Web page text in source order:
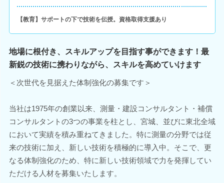
【教育】サポートの下で技術を伝授。資格取得支援あり
地場に根付き、スキルアップを目指す事ができます！最
新鋭の技術に携わりながら、スキルを高めていけます
＜次世代を見据えた体制強化の募集です＞
当社は1975年の創業以来、測量・建設コンサルタント・補償
コンサルタントの3つの事業を柱とし、宮城、並びに東北全域
において実績を積み重ねてきました。特に測量の分野では従
来の技術に加え、新しい技術を積極的に導入中。そこで、更
なる体制強化のため、特に新しい技術領域で力を発揮してい
ただける人材を募集いたします。